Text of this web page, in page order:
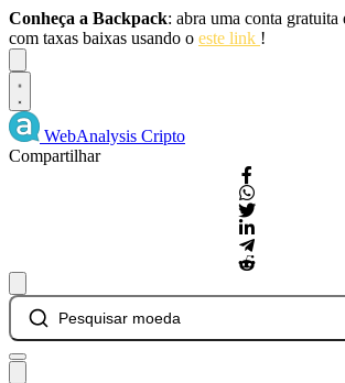
Conheça a Backpack: abra uma conta
com taxas baixas usando o este link !
WebAnalysis Cripto
Compartilhar
Pesquisar moeda